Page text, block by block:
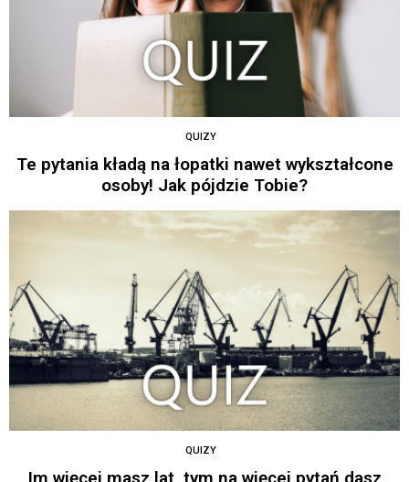
QUIZY
Te pytania kładą na łopatki nawet wykształcone
osoby! Jak pójdzie Tobie?
QUIZY